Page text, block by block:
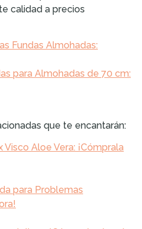
calidad a precios
Fundas Almohadas:
para Almohadas de 70 cm:
que te encantarán:
Aloe Vera: ¡Cómprala
para Problemas